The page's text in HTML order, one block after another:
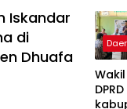
Iskandar
di
Dhuafa
DPRD